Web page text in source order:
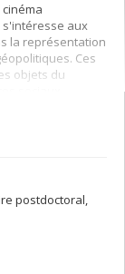
aux
la représentation
Ces
objets du
installations
de
de la
spatialement
recherche-
filmique
postdoctoral,